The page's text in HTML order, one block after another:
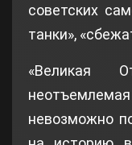
советских
танки»,
«Великая
невозможно